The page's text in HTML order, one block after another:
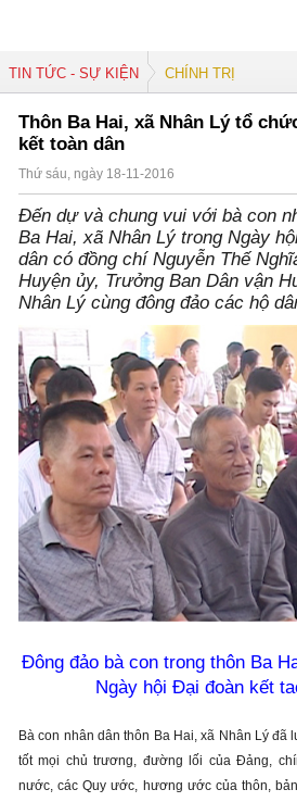
TIN TỨC - SỰ KIỆN CHÍNH TRỊ
Thôn Ba Hai, xã Nhân Lý tổ
kết toàn dân
Thứ sáu, ngày 18-11-2016
Đến dự và chung vui với bà con
Ba Hai, xã Nhân Lý trong Ngày
dân có đồng chí Nguyễn Thế
Huyện ủy, Trưởng Ban Dân vận
Nhân Lý cùng đông đảo các hộ
Đông đảo bà con trong thôn Ba
Ngày hội Đại đoàn kết
Bà con nhân dân thôn Ba Hai, xã Nhân Lý đã
tốt mọi chủ trương, đường lối của Đảng,
nước, các Quy ước, hương ước của thôn,